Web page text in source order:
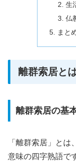
生
仏
まと
離群索居と
離群索居の基
「離群索居」と
意味の四字熟語で